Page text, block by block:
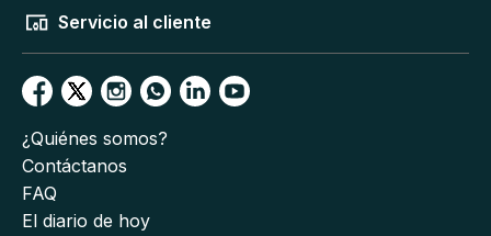
Servicio al cliente
¿Quiénes somos?
Contáctanos
FAQ
El diario de hoy